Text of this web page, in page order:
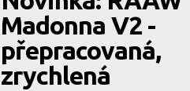
Madonna V2 -
přepracovaná,
zrychlená